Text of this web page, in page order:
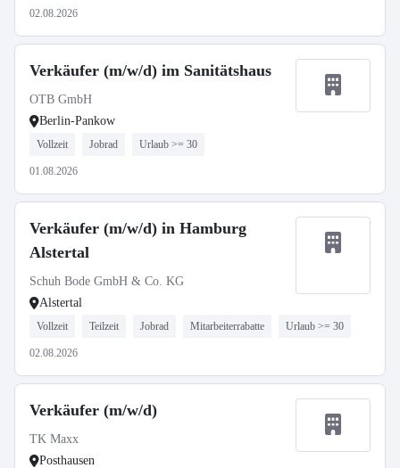
02.08.2026
Verkäufer (m/w/d) im Sanitätshaus
OTB GmbH
Berlin-Pankow
Vollzeit Jobrad Urlaub >= 30
01.08.2026
Verkäufer (m/w/d) in Hamburg
Alstertal
Schuh Bode GmbH & Co. KG
Alstertal
Vollzeit Teilzeit Jobrad Mitarbeiterrabatte Urlaub >= 30
02.08.2026
Verkäufer (m/w/d)
TK Maxx
Posthausen